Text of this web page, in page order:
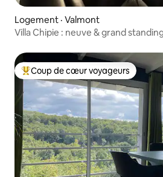
Logement · Valmont
Villa Chipie : neuve & grand
Coup de cœur voyageurs parmi les
Coup de cœur voyageurs